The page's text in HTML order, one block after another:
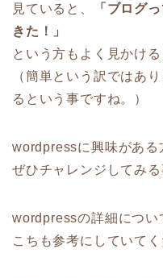
見ていると、
「ブログ
きた！」
という方もよく見かけ
（簡単という訳ではあ
るという事ですね。）
wordpressに興味がある
ぜひチャレンジしてみる
wordpressの詳細につい
こちも参考にしていてく